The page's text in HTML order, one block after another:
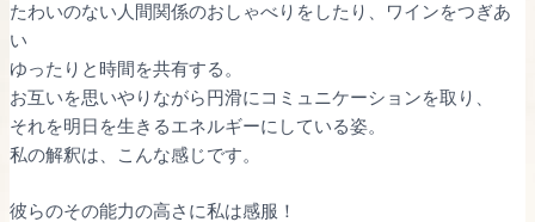
たわいのない人間関係のおしゃべりをしたり、ワインをつぎあ
い
ゆったりと時間を共有する。
お互いを思いやりながら円滑にコミュニケーションを取り、
それを明日を生きるエネルギーにしている姿。
私の解釈は、こんな感じです。
彼らのその能力の高さに私は感服！